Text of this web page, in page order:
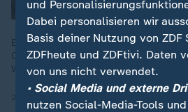
Eines der intaktesten
Country" in Schottland - bekommt
Weltnaturerbes verliehen.
und
Dabei personalisieren wir
Basis deiner Nutzung von
ZDFheute und ZDFtivi. Daten
von uns nicht verwendet.
• Social Media und externe
nutzen Social-Media-Tools